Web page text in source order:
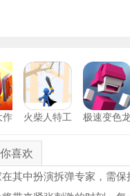
作
火柴人特工
极速变色
喜欢
其中扮演拆弹专家，需